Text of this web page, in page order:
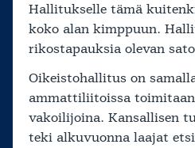
Hallitukselle tämä
koko alan kimppuun.
rikostapauksia olevan
Oikeistohallitus on
ammattiliitoissa
vakoilijoina. Kansallisen
teki alkuvuonna laajat